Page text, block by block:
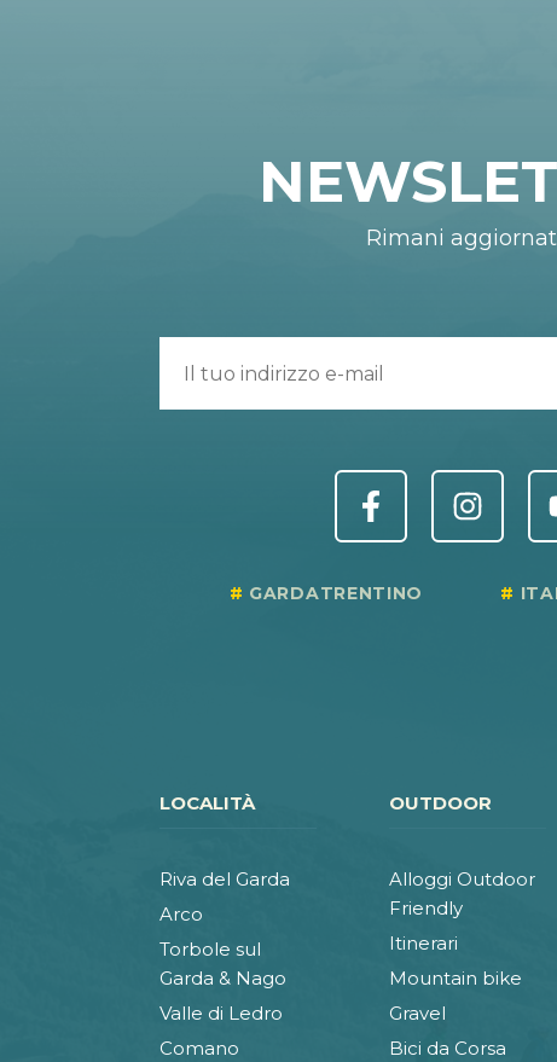
Rimani
GARDATRENTINO
LOCALITÀ
Riva del Garda
Arco
Torbole sul
Garda & Nago
Valle di Ledro
Comano
OUTDOOR
Alloggi Outdoor
Friendly
Itinerari
Mountain bike
Gravel
Bici da Corsa